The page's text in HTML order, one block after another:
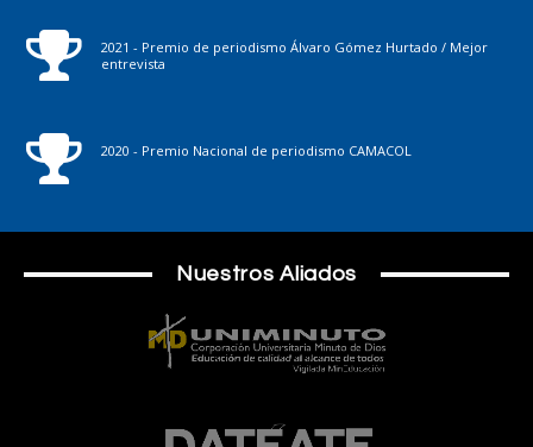
2021 - Premio de periodismo Álvaro Gómez Hurtado / Mejor
entrevista
2020 - Premio Nacional de periodismo CAMACOL
Nuestros Aliados